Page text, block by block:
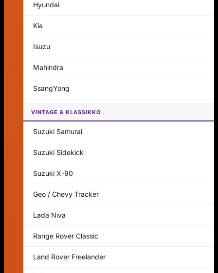
Hyundai
Kia
Isuzu
Mahindra
SsangYong
VINTAGE & KLASSIKKO
Suzuki Samurai
Suzuki Sidekick
Suzuki X-90
Geo / Chevy Tracker
Lada Niva
Range Rover Classic
Land Rover Freelander